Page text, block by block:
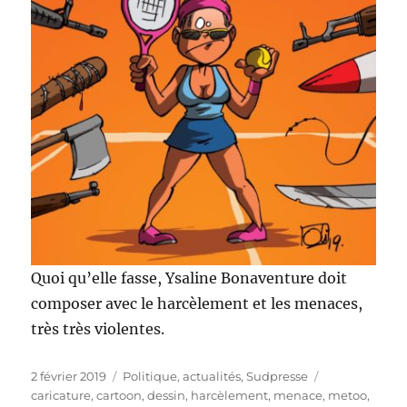
Quoi qu’elle fasse, Ysaline Bonaventure doit
composer avec le harcèlement et les menaces,
très très violentes.
Publié
le
2 février 2019 Catégories
Politique, actualités,Sudpresse
caricature,cartoon,dessin, harcèlement, menace, metoo,